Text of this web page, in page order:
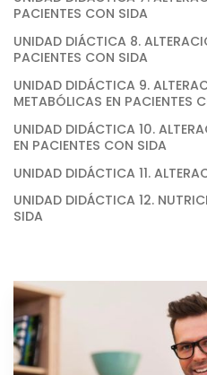
PACIENTES CON SIDA
UNIDAD DIÁCTICA 8.
PACIENTES CON SIDA
UNIDAD DIDÁCTICA 9.
METABÓLICAS EN PACIENTES
UNIDAD DIDÁCTICA 10.
EN PACIENTES CON SIDA
UNIDAD DIDÁCTICA 11.
UNIDAD DIDÁCTICA 12.
SIDA